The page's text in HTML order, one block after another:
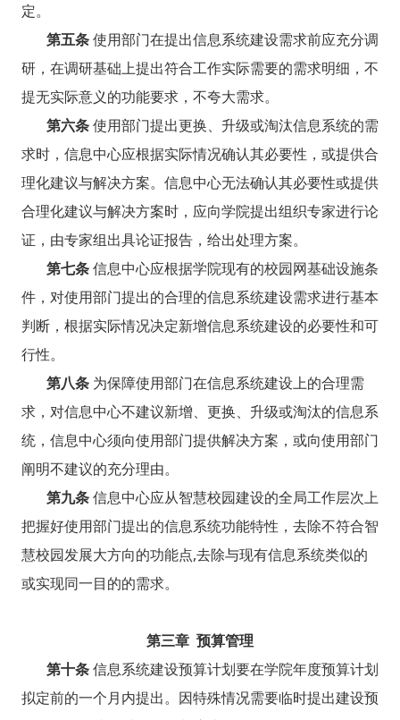
定。
第五条使用部门在提出信息系统建设需求前应充分调
研，在调研基础上提出符合工作实际需要的需求明细，不
提无实际意义的功能要求，不夸大需求。
第六条使用部门提出更换、升级或淘汰信息系统的需
求时，信息中心应根据实际情况确认其必要性，或提供合
理化建议与解决方案。信息中心无法确认其必要性或提供
合理化建议与解决方案时，应向学院提出组织专家进行论
证，由专家组出具论证报告，给出处理方案。
第七条信息中心应根据学院现有的校园网基础设施条
件，对使用部门提出的合理的信息系统建设需求进行基本
判断，根据实际情况决定新增信息系统建设的必要性和可
行性。
第八条 为保障使用部门在信息系统建设上的合理需
求，对信息中心不建议新增、更换、升级或淘汰的信息系
统，信息中心须向使用部门提供解决方案，或向使用部门
阐明不建议的充分理由。
第九条信息中心应从智慧校园建设的全局工作层次上
把握好使用部门提出的信息系统功能特性，去除不符合智
慧校园发展大方向的功能点,去除与现有信息系统类似的
或实现同一目的的需求。
第三章 预算管理
第十条信息系统建设预算计划要在学院年度预算计划
拟定前的一个月内提出。因特殊情况需要临时提出建设预